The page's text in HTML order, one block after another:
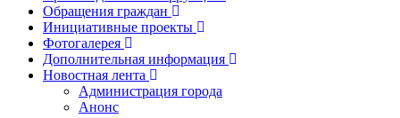
Обращения граждан
Инициативные проекты
Фотогалерея
Дополнительная информация
Новостная лента
Администрация города
Анонс